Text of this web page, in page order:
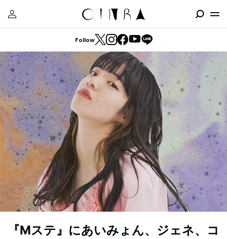
Follow
『Mステ』にあいみょん、ジェネ、コ